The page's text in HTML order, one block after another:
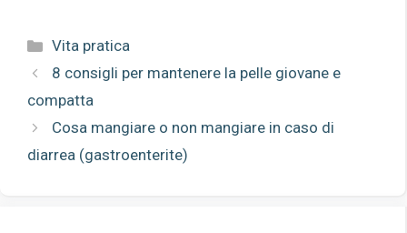
Categorie
Vita pratica
8 consigli per mantenere la pelle giovane e
compatta
Cosa mangiare o non mangiare in caso di
diarrea (gastroenterite)